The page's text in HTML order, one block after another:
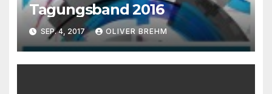
Tagungsband 2016
SEP. 4, 2017 OLIVER BREHM